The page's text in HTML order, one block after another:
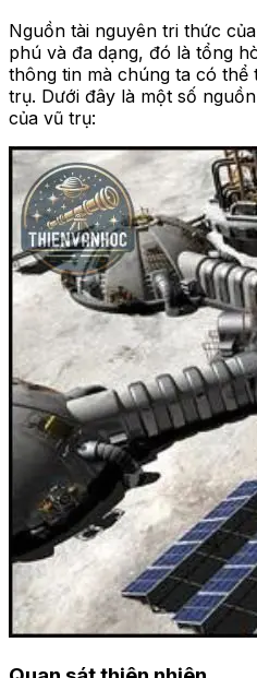
Nguồn tài nguyên tri thức
phú và đa dạng, đó là tổng
thông tin mà chúng ta có thể
trụ. Dưới đây là một số
của vũ trụ: